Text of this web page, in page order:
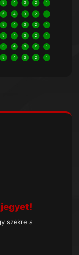
5 4 3 2 1
5 4 3 2 1
5 4 3 2 1
5 4 3 2 1
5 4 3 2 1
5 4 3 2 1
székre a